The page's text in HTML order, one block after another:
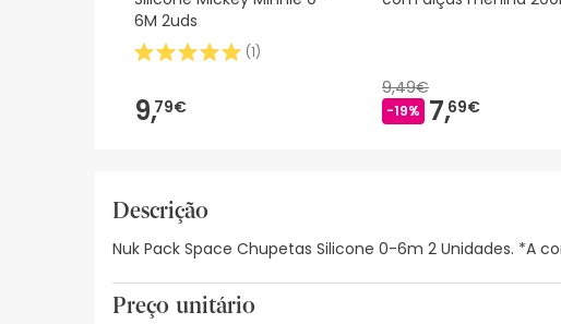
6M 2uds
(1)
9,79€
9,49€
-19% 7,69€
Descrição
Nuk Pack Space Chupetas Silicone 0-6m 2 Unidades. *A
Preço unitário